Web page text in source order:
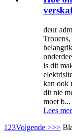
deur
is dit
kan ook
dit nie
moet b...
Lees
1 23Volgende >>>